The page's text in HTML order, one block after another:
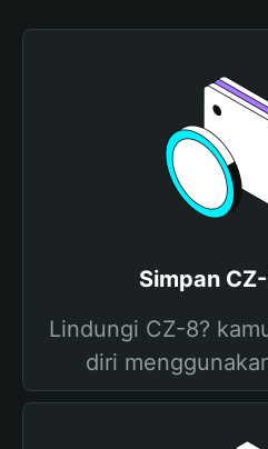
Simpan
Lindungi CZ-8?
diri